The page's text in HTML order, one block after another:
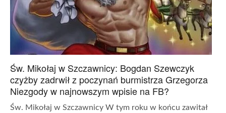
Św. Mikołaj w Szczawnicy: Bogdan Szewczyk
czyżby zadrwił z poczynań burmistrza Grzegorza
Niezgody w najnowszym wpisie na FB?
Św. Mikołaj w Szczawnicy W tym roku w końcu zawitał